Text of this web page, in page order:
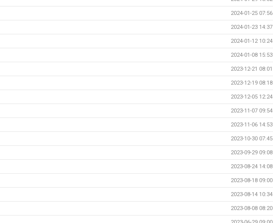
2024-01-25 07:56
2024-01-23 14:37
2024-01-12 10:24
2024-01-08 15:53
2023-12-21 08:01
2023-12-19 08:18
2023-12-05 12:24
2023-11-07 09:54
2023-11-06 14:53
2023-10-30 07:45
2023-09-29 09:08
2023-08-24 14:08
2023-08-18 09:00
2023-08-14 10:34
2023-08-08 08:20